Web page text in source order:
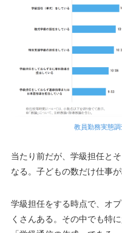
教員勤務実態調
当たり前だが、学級担任と
なる。子どもの数だけ仕事が
学級担任をする時点で、オ
くさんある。その中でも特